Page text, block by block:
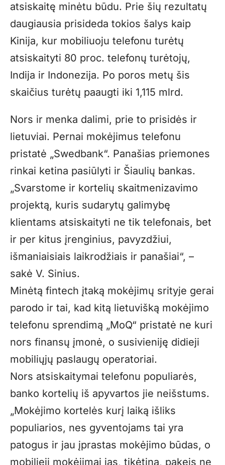
atsiskaitę minėtu būdu. Prie šių rezultatų
daugiausia prisideda tokios šalys kaip
Kinija, kur mobiliuoju telefonu turėtų
atsiskaityti 80 proc. telefonų turėtojų,
Indija ir Indonezija. Po poros metų šis
skaičius turėtų paaugti iki 1,115 mlrd.
Nors ir menka dalimi, prie to prisidės ir
lietuviai. Pernai mokėjimus telefonu
pristatė „Swedbank“. Panašias priemones
rinkai ketina pasiūlyti ir Šiaulių bankas.
„Svarstome ir kortelių skaitmenizavimo
projektą, kuris sudarytų galimybę
klientams atsiskaityti ne tik telefonais, bet
ir per kitus įrenginius, pavyzdžiui,
išmaniaisiais laikrodžiais ir panašiai“, –
sakė V. Sinius.
Minėtą fintech įtaką mokėjimų srityje gerai
parodo ir tai, kad kitą lietuvišką mokėjimo
telefonu sprendimą „MoQ“ pristatė ne kuri
nors finansų įmonė, o susivieniję didieji
mobiliųjų paslaugų operatoriai.
Nors atsiskaitymai telefonu populiarės,
banko kortelių iš apyvartos jie neišstums.
„Mokėjimo kortelės kurį laiką išliks
populiarios, nes gyventojams tai yra
patogus ir jau įprastas mokėjimo būdas, o
mobilieji mokėjimai jas, tikėtina, pakeis ne